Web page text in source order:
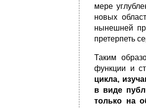
мере
новых
нынешней
претерпеть
Таким
функции и
цикла,
в виде
только на